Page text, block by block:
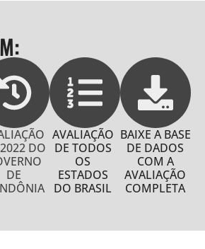
DO
DE
AVALIAÇÃO
DE TODOS
OS
ESTADOS
DO BRASIL
BAIXE A BASE
DE DADOS
COM A
AVALIAÇÃO
COMPLETA